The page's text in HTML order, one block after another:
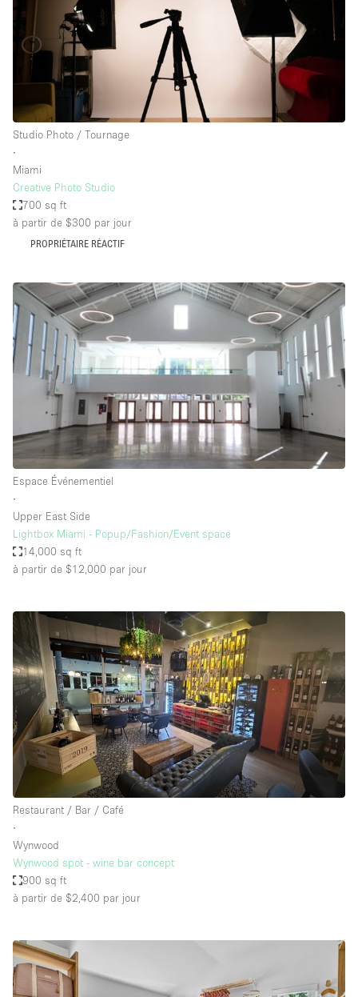
Studio Photo / Tournage
∙
Miami
Creative Photo Studio
700 sq ft
à partir de $300 par jour
PROPRIÉTAIRE RÉACTIF
Espace Événementiel
∙
Upper East Side
Lightbox Miami - Popup/Fashion/Event space
14,000 sq ft
à partir de $12,000 par jour
Restaurant / Bar / Café
∙
Wynwood
Wynwood spot - wine bar concept
900 sq ft
à partir de $2,400 par jour